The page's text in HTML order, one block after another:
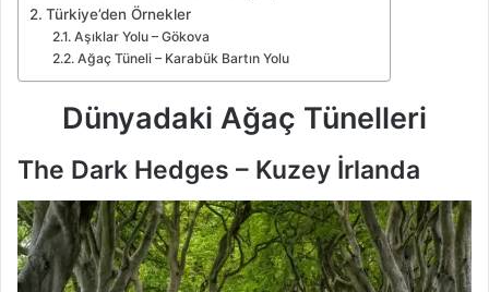
Türkiye’den Örnekler
Aşıklar Yolu – Gökova
Ağaç Tüneli – Karabük Bartın Yolu
Dünyadaki Ağaç Tünelleri
The Dark Hedges – Kuzey İrlanda